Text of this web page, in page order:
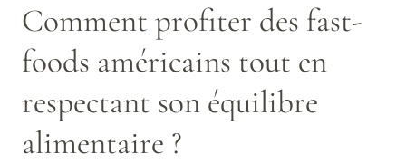
Comment profiter des fast-
foods américains tout en
respectant son équilibre
alimentaire ?